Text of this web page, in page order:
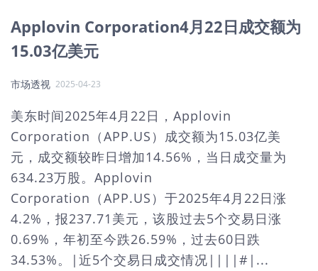
Applovin Corporation4月22日成交额为
15.03亿美元
市场透视 2025-04-23
美东时间2025年4月22日，Applovin
Corporation（APP.US）成交额为15.03亿美
元，成交额较昨日增加14.56%，当日成交量为
634.23万股。Applovin
Corporation（APP.US）于2025年4月22日涨
4.2%，报237.71美元，该股过去5个交易日涨
0.69%，年初至今跌26.59%，过去60日跌
34.53%。|近5个交易日成交情况||||#|...